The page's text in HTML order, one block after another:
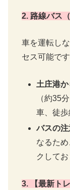
2. 路線バス
車を運転し
セス可能です
土庄港か
（約35
車、徒歩
バスの注
なるた
クしてお
3. 【最新ト